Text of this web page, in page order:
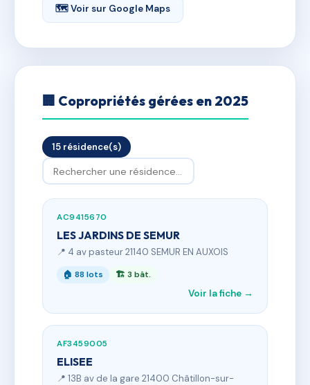
🗺 Voir sur Google Maps
🏢 Copropriétés gérées en 2025
15 résidence(s)
AC9415670
LES JARDINS DE SEMUR
📍 4 av pasteur 21140 SEMUR EN AUXOIS
🏠 88 lots 🏗 3 bât.
Voir la fiche →
AF3459005
ELISEE
📍 13B av de la gare 21400 Châtillon-sur-